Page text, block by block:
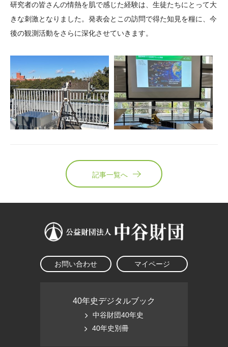
研究者の皆さんの情熱を肌で感じた経験は、生徒たちにとって大
きな刺激となりました。発表会とこの訪問で得た知見を糧に、今
後の観測活動をさらに深化させていきます。
記事一覧へ
お問い合わせ マイページ
40年史デジタルブック
中谷財団40年史
40年史別冊